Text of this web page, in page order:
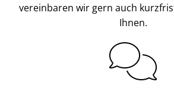
vereinbaren wir gern auch
Ihnen.